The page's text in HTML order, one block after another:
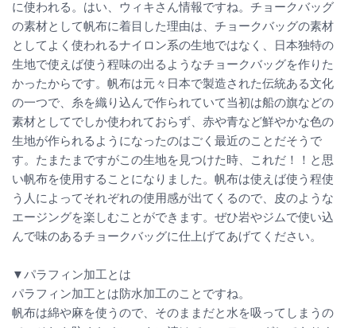
に使われる。はい、ウィキさん情報ですね。チョークバッグ
の素材として帆布に着目した理由は、チョークバッグの素材
としてよく使われるナイロン系の生地ではなく、日本独特の
生地で使えば使う程味の出るようなチョークバッグを作りた
かったからです。帆布は元々日本で製造された伝統ある文化
の一つで、糸を織り込んで作られていて当初は船の旗などの
素材としてでしか使われておらず、赤や青など鮮やかな色の
生地が作られるようになったのはごく最近のことだそうで
す。たまたまですがこの生地を見つけた時、これだ！！と思
い帆布を使用することになりました。帆布は使えば使う程使
う人によってそれぞれの使用感が出てくるので、皮のような
エージングを楽しむことができます。ぜひ岩やジムで使い込
んで味のあるチョークバッグに仕上げてあげてください。
▼パラフィン加工とは
パラフィン加工とは防水加工のことですね。
帆布は綿や麻を使うので、そのままだと水を吸ってしまうの